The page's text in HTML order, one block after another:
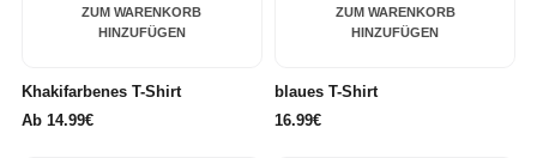
ZUM WARENKORB
HINZUFÜGEN
Khakifarbenes T-Shirt
Ab 14.99€
ZUM WARENKORB
HINZUFÜGEN
blaues T-Shirt
16.99€